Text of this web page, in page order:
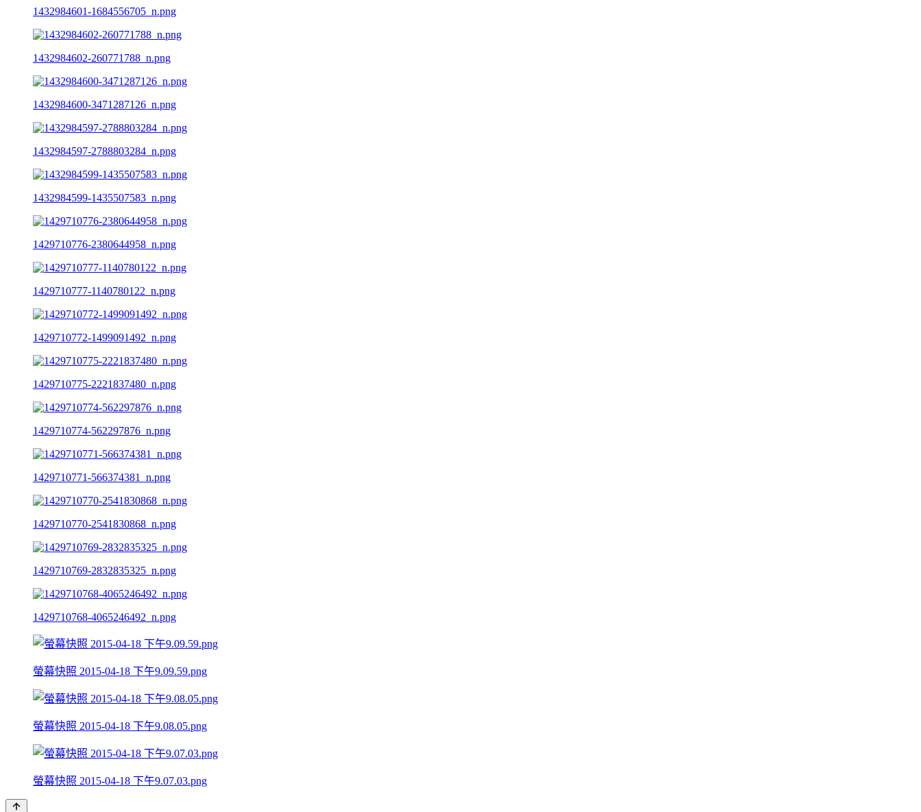
1432984601-1684556705_n.png
1432984602-260771788_n.png
1432984600-3471287126_n.png
1432984597-2788803284_n.png
1432984599-1435507583_n.png
1429710776-2380644958_n.png
1429710777-1140780122_n.png
1429710772-1499091492_n.png
1429710775-2221837480_n.png
1429710774-562297876_n.png
1429710771-566374381_n.png
1429710770-2541830868_n.png
1429710769-2832835325_n.png
1429710768-4065246492_n.png
螢幕快照 2015-04-18 下午9.09.59.png
螢幕快照 2015-04-18 下午9.08.05.png
螢幕快照 2015-04-18 下午9.07.03.png